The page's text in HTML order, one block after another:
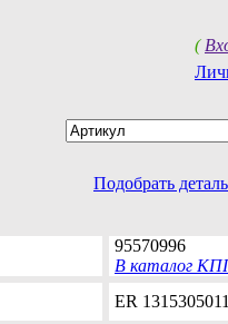
(
Подобрать
95570996
В каталог
ER